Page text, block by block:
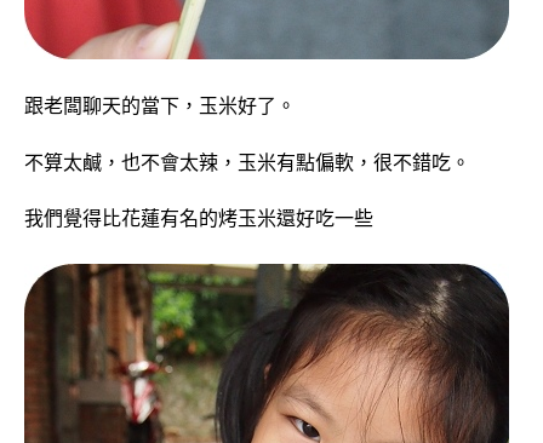
跟老闆聊天的當下，玉米好了。
不算太鹹，也不會太辣，玉米有點偏軟，很不錯吃。
我們覺得比花蓮有名的烤玉米還好吃一些